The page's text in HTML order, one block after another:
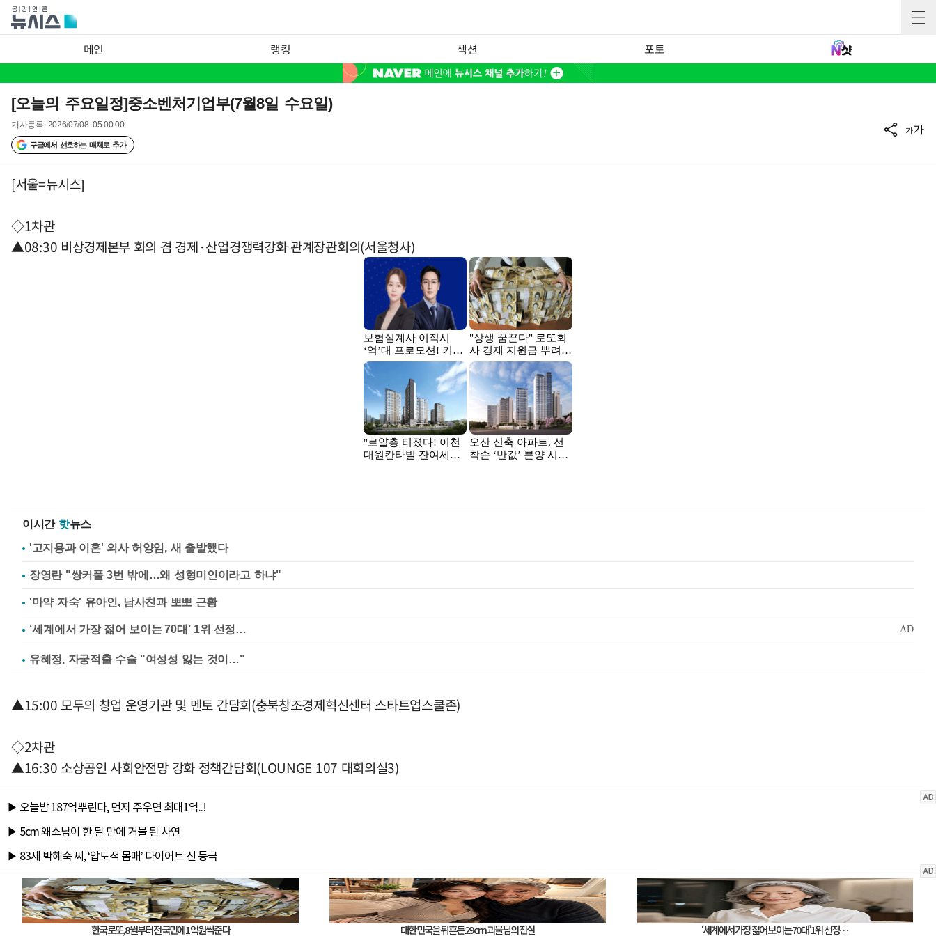
메인 랭킹 섹션 포토
[오늘의 주요일정]중소벤처기업부(7월8일 수요일)
기사등록 2026/07/08 05:00:00
구글에서 선호하는 매체로 추가
가가
[서울=뉴시스]
◇1차관
▲08:30 비상경제본부 회의 겸 경제·산업경쟁력강화 관계장관회의(서울청사)
이시간 핫뉴스
'고지용과 이혼' 의사 허양임, 새 출발했다
장영란 "쌍커풀 3번 밖에…왜 성형미인이라고 하냐"
'마약 자숙' 유아인, 남사친과 뽀뽀 근황
유혜정, 자궁적출 수술 "여성성 잃는 것이…"
▲15:00 모두의 창업 운영기관 및 멘토 간담회(충북창조경제혁신센터 스타트업스쿨존)
◇2차관
▲16:30 소상공인 사회안전망 강화 정책간담회(LOUNGE 107 대회의실3)